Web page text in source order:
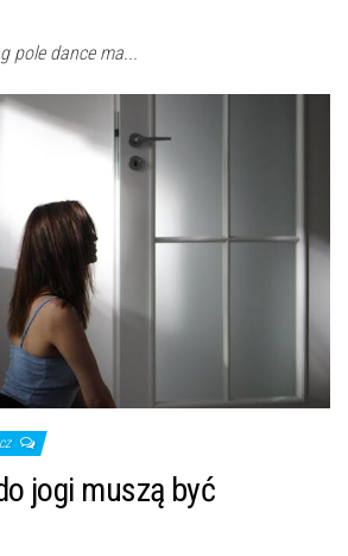
pole dance ma...
jogi muszą być